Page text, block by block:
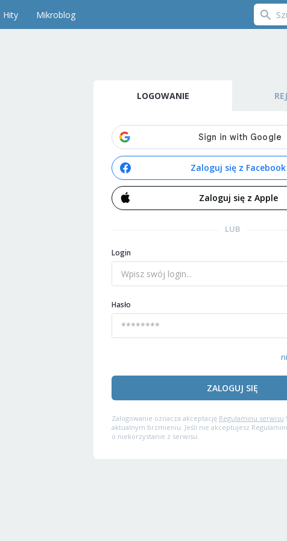
Hity Mikroblog
LOGOWANIE
Zaloguj się z Facebook
Zaloguj się z Apple
LUB
Login
Hasło
ZALOGUJ SIĘ
Zalogowanie oznacza akceptację Regulaminu serwisu
aktualnym brzmieniu. Jeśli nie akceptujesz
o niekorzystanie z serwisu.